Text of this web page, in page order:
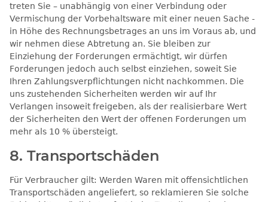
treten Sie – unabhängig von einer Verbindung oder
Vermischung der Vorbehaltsware mit einer neuen Sache -
in Höhe des Rechnungsbetrages an uns im Voraus ab, und
wir nehmen diese Abtretung an. Sie bleiben zur
Einziehung der Forderungen ermächtigt, wir dürfen
Forderungen jedoch auch selbst einziehen, soweit Sie
Ihren Zahlungsverpflichtungen nicht nachkommen. Die
uns zustehenden Sicherheiten werden wir auf Ihr
Verlangen insoweit freigeben, als der realisierbare Wert
der Sicherheiten den Wert der offenen Forderungen um
mehr als 10 % übersteigt.
8. Transportschäden​​​​​​​
Für Verbraucher gilt: Werden Waren mit offensichtlichen
Transportschäden angeliefert, so reklamieren Sie solche